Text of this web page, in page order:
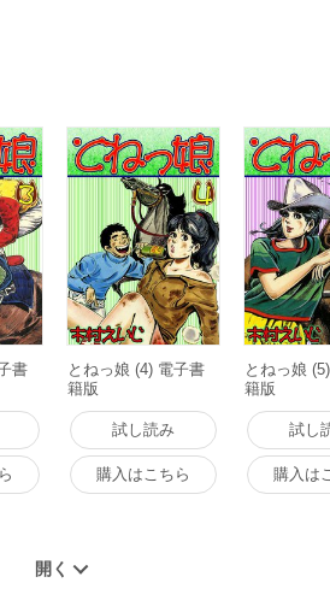
書
とねっ娘 (4) 電子書
籍版
試し読み
購入はこちら
とねっ娘
籍版
試し
購入は